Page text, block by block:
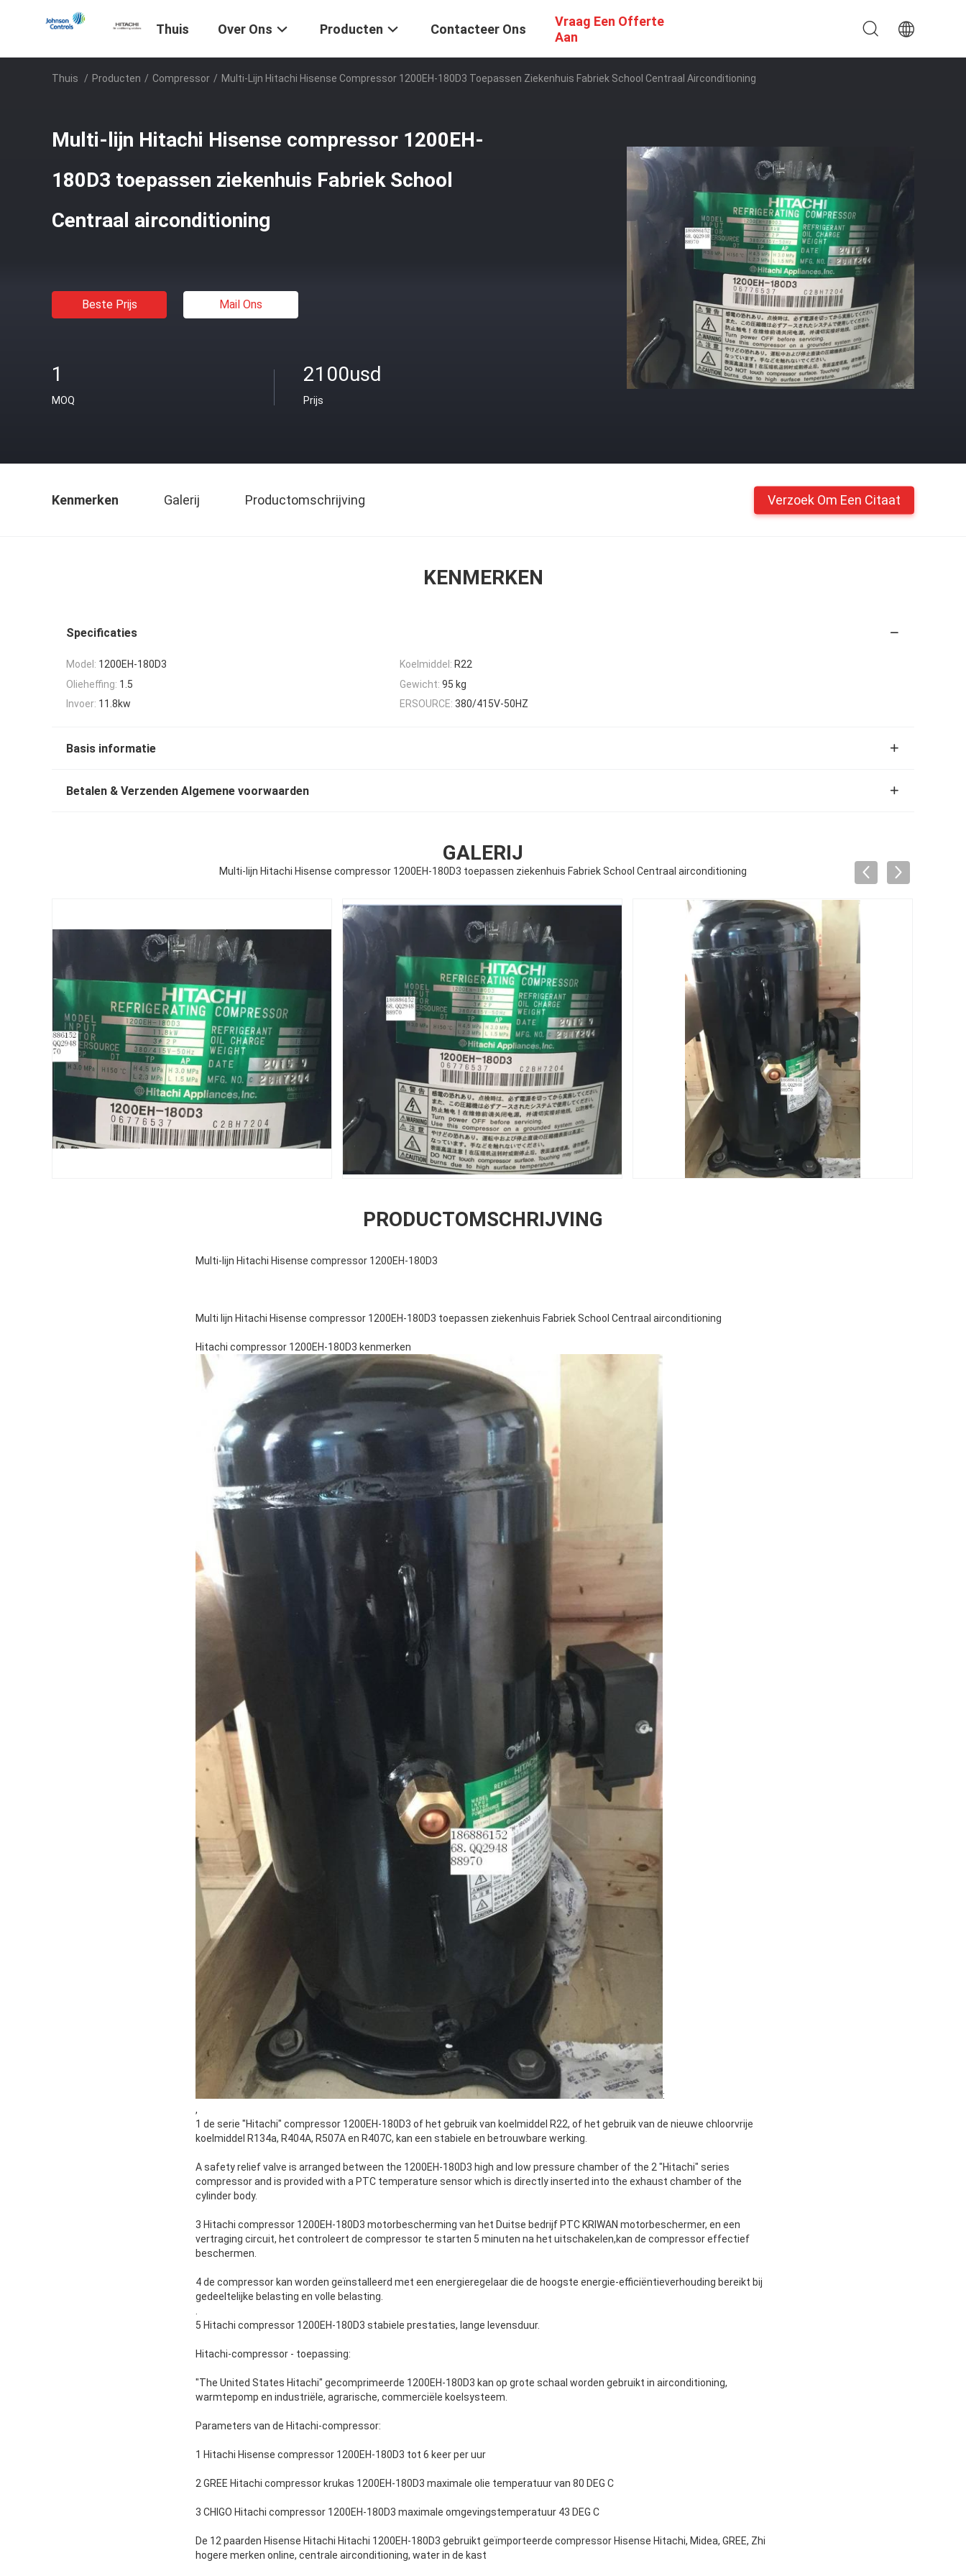
Thuis Over Ons Producten Contacteer Ons
Vraag Een Offerte
Aan
Thuis / Producten / Compressor / Multi-Lijn Hitachi Hisense Compressor 1200EH-180D3 Toepassen Ziekenhuis Fabriek School Centraal Airconditioning
Multi-lijn Hitachi Hisense compressor 1200EH-
180D3 toepassen ziekenhuis Fabriek School
Centraal airconditioning
Beste Prijs Mail Ons
1
MOQ
2100usd
Prijs
Kenmerken Galerij Productomschrijving Verzoek Om Een Citaat
KENMERKEN
Specificaties
Model: 1200EH-180D3 Koelmiddel: R22
Olieheffing: 1.5 Gewicht: 95 kg
Invoer: 11.8kw ERSOURCE: 380/415V-50HZ
Basis informatie
Betalen & Verzenden Algemene voorwaarden
GALERIJ
Multi-lijn Hitachi Hisense compressor 1200EH-180D3 toepassen ziekenhuis Fabriek School Centraal airconditioning
PRODUCTOMSCHRIJVING
Multi-lijn Hitachi Hisense compressor 1200EH-180D3
Multi lijn Hitachi Hisense compressor 1200EH-180D3 toepassen ziekenhuis Fabriek School Centraal airconditioning
Hitachi compressor 1200EH-180D3 kenmerken
:
,
1 de serie "Hitachi" compressor 1200EH-180D3 of het gebruik van koelmiddel R22, of het gebruik van de nieuwe chloorvrije
koelmiddel R134a, R404A, R507A en R407C, kan een stabiele en betrouwbare werking.
A safety relief valve is arranged between the 1200EH-180D3 high and low pressure chamber of the 2 "Hitachi" series
compressor and is provided with a PTC temperature sensor which is directly inserted into the exhaust chamber of the
cylinder body.
3 Hitachi compressor 1200EH-180D3 motorbescherming van het Duitse bedrijf PTC KRIWAN motorbeschermer, en een
vertraging circuit, het controleert de compressor te starten 5 minuten na het uitschakelen,kan de compressor effectief
beschermen.
4 de compressor kan worden geïnstalleerd met een energieregelaar die de hoogste energie-efficiëntieverhouding bereikt bij
gedeeltelijke belasting en volle belasting.
5 Hitachi compressor 1200EH-180D3 stabiele prestaties, lange levensduur.
Hitachi-compressor - toepassing:
"The United States Hitachi" gecomprimeerde 1200EH-180D3 kan op grote schaal worden gebruikt in airconditioning,
warmtepomp en industriële, agrarische, commerciële koelsysteem.
Parameters van de Hitachi-compressor:
1 Hitachi Hisense compressor 1200EH-180D3 tot 6 keer per uur
2 GREE Hitachi compressor krukas 1200EH-180D3 maximale olie temperatuur van 80 DEG C
3 CHIGO Hitachi compressor 1200EH-180D3 maximale omgevingstemperatuur 43 DEG C
De 12 paarden Hisense Hitachi Hitachi 1200EH-180D3 gebruikt geïmporteerde compressor Hisense Hitachi, Midea, GREE, Zhi
hogere merken online, centrale airconditioning, water in de kast